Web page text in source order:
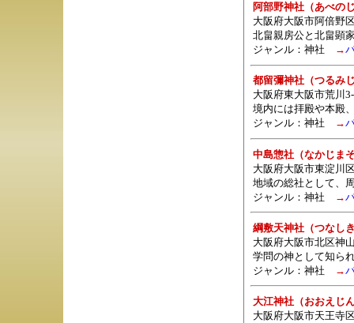
阿部野神社（あべの
大阪府大阪市阿倍野
北畠親房公と北畠顕
ジャンル： 神社 →
都留彌神社（つるみ
大阪府東大阪市荒川
境内には拝殿や本殿
ジャンル： 神社 →
中島惣社（なかじま
大阪府大阪市東淀川
地域の総社として、
ジャンル： 神社 →
綱敷天神社（つなし
大阪府大阪市北区神
学問の神として知ら
ジャンル： 神社 →
大江神社（おおえじ
大阪府大阪市天王寺